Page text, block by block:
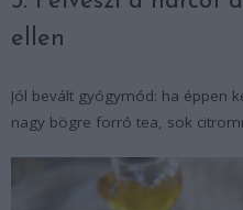
ellen
Jól bevált gyógymód: ha éppen
nagy bögre forró tea, sok